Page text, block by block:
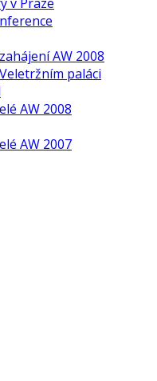
AW 2008
paláci
AW 2008
AW 2007